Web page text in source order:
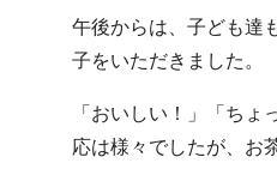
午後からは、子ども達
子をいただきました。
「おいしい！」「ち
応は様々でしたが、お